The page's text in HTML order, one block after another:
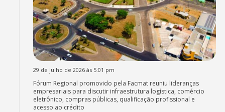
29 de julho de 2026 às 5:01 pm
Fórum Regional promovido pela Facmat reuniu lideranças
empresariais para discutir infraestrutura logística, comércio
eletrônico, compras públicas, qualificação profissional e
acesso ao crédito